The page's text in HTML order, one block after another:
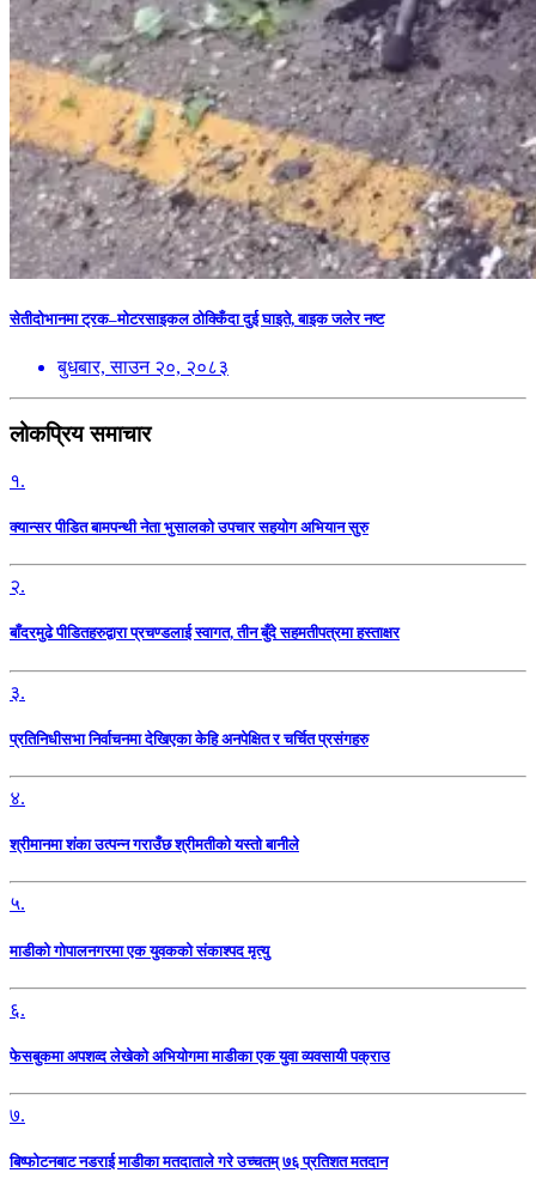
सेतीदोभानमा ट्रक–मोटरसाइकल ठोक्किँदा दुई घाइते, बाइक जलेर नष्ट
बुधबार, साउन २०, २०८३
लोकप्रिय समाचार
१.
क्यान्सर पीडित बामपन्थी नेता भुसालकाे उपचार सहयोग अभियान सुरु
२.
बाँदरमुढे पीडितहरुद्वारा प्रचण्डलाई स्वागत, तीन बुँदे सहमतीपत्रमा हस्ताक्षर
३.
प्रतिनिधीसभा निर्वाचनमा देखिएका केहि अनपेक्षित र चर्चित प्रसंगहरु
४.
श्रीमानमा शंका उत्पन्न गराउँछ श्रीमतीको यस्तो बानीले
५.
माडीको गोपालनगरमा एक युवकको संकाश्पद मृत्यु
६.
फेसबुकमा अपशव्द लेखेको अभियोगमा माडीका एक युवा व्यवसायी पक्राउ
७.
बिष्फोटनबाट नडराई माडीका मतदाताले गरे उच्चतम् ७६ प्रतिशत मतदान